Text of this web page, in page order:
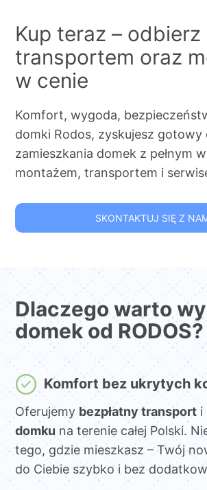
Kup teraz –
transportem oraz
w cenie
Komfort, wygoda,
domki Rodos, zyskujesz gotowy
zamieszkania domek z pełnym
montażem, transportem i
SKONTAKTUJ SIĘ Z
Dlaczego warto
domek od RODOS?
Komfort bez ukrytych
Oferujemybezpłatny transporti
domkuna terenie całej Polski.
tego, gdzie mieszkasz – Twój
do Ciebie szybko i bez